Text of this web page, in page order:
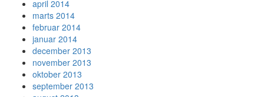
april 2014
marts 2014
februar 2014
januar 2014
december 2013
november 2013
oktober 2013
september 2013